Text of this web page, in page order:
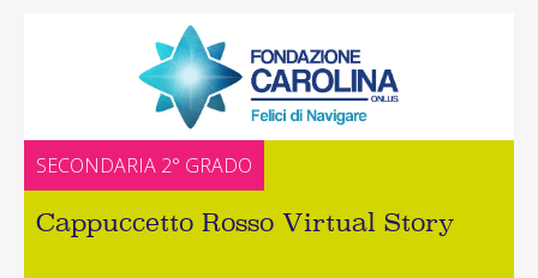
SECONDARIA 2° GRADO
Cappuccetto Rosso Virtual Story